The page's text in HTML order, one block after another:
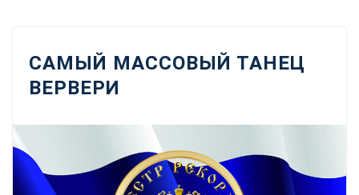
САМЫЙ МАССОВЫЙ ТАНЕЦ
ВЕРВЕРИ